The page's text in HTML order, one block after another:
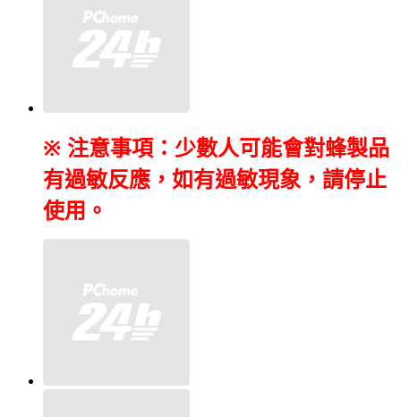
※ 注意事項：少數人可能會對蜂製品
有過敏反應，如有過敏現象，請停止
使用。